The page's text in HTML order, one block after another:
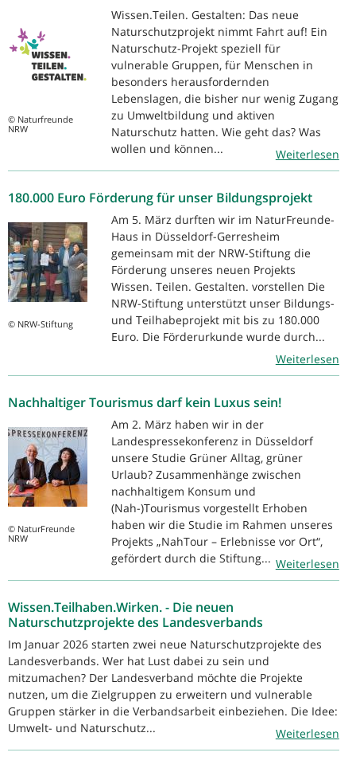
© Naturfreunde
NRW
Wissen.Teilen. Gestalten: Das neue
Naturschutzprojekt nimmt Fahrt auf! Ein
Naturschutz-Projekt speziell für
vulnerable Gruppen, für Menschen in
besonders herausfordernden
Lebenslagen, die bisher nur wenig Zugang
zu Umweltbildung und aktiven
Naturschutz hatten. Wie geht das? Was
wollen und können...
Weiterlesen
180.000 Euro Förderung für unser Bildungsprojekt
© NRW-Stiftung
Am 5. März durften wir im NaturFreunde-
Haus in Düsseldorf-Gerresheim
gemeinsam mit der NRW-Stiftung die
Förderung unseres neuen Projekts
Wissen. Teilen. Gestalten. vorstellen Die
NRW-Stiftung unterstützt unser Bildungs-
und Teilhabeprojekt mit bis zu 180.000
Euro. Die Förderurkunde wurde durch...
Weiterlesen
Nachhaltiger Tourismus darf kein Luxus sein!
© NaturFreunde
NRW
Am 2. März haben wir in der
Landespressekonferenz in Düsseldorf
unsere Studie Grüner Alltag, grüner
Urlaub? Zusammenhänge zwischen
nachhaltigem Konsum und
(Nah-)Tourismus vorgestellt Erhoben
haben wir die Studie im Rahmen unseres
Projekts „NahTour – Erlebnisse vor Ort“,
gefördert durch die Stiftung... Weiterlesen
Wissen.Teilhaben.Wirken. - Die neuen
Naturschutzprojekte des Landesverbands
Im Januar 2026 starten zwei neue Naturschutzprojekte des
Landesverbands. Wer hat Lust dabei zu sein und
mitzumachen? Der Landesverband möchte die Projekte
nutzen, um die Zielgruppen zu erweitern und vulnerable
Gruppen stärker in die Verbandsarbeit einbeziehen. Die Idee:
Umwelt- und Naturschutz...
Weiterlesen